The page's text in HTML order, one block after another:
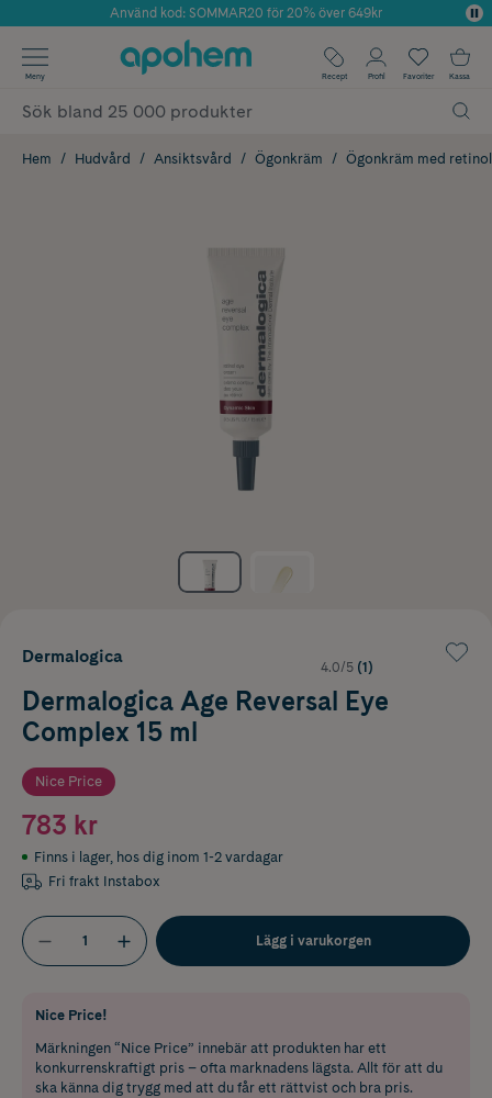
Årets Butik 2025 inom Skönhet
Använd kod: SOMMAR20 för 20% över 649kr
✓ Fri frakt
✓ Poäng på alla köp*
Meny Recept Profil Favoriter Kassa
Hem Hudvård Ansiktsvård Ögonkräm Ögonkräm med retinol
Dermalogica
4.0/5 (1)
Dermalogica Age Reversal Eye
Complex 15 ml
Nice Price
783 kr
Finns i lager, hos dig inom 1-2 vardagar
Fri frakt Instabox
Lägg i varukorgen
Nice Price!
Märkningen “Nice Price” innebär att produkten har ett
konkurrenskraftigt pris – ofta marknadens lägsta. Allt för att du
ska känna dig trygg med att du får ett rättvist och bra pris.